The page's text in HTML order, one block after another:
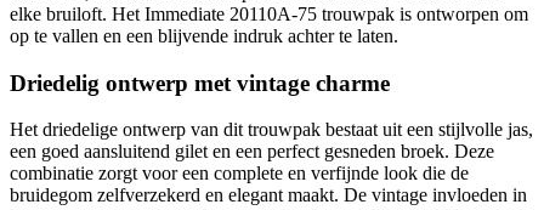
elke bruiloft. Het Immediate 20110A-75 trouwpak is ontworpen om
op te vallen en een blijvende indruk achter te laten.
Driedelig ontwerp met vintage charme
Het driedelige ontwerp van dit trouwpak bestaat uit een stijlvolle jas,
een goed aansluitend gilet en een perfect gesneden broek. Deze
combinatie zorgt voor een complete en verfijnde look die de
bruidegom zelfverzekerd en elegant maakt. De vintage invloeden in